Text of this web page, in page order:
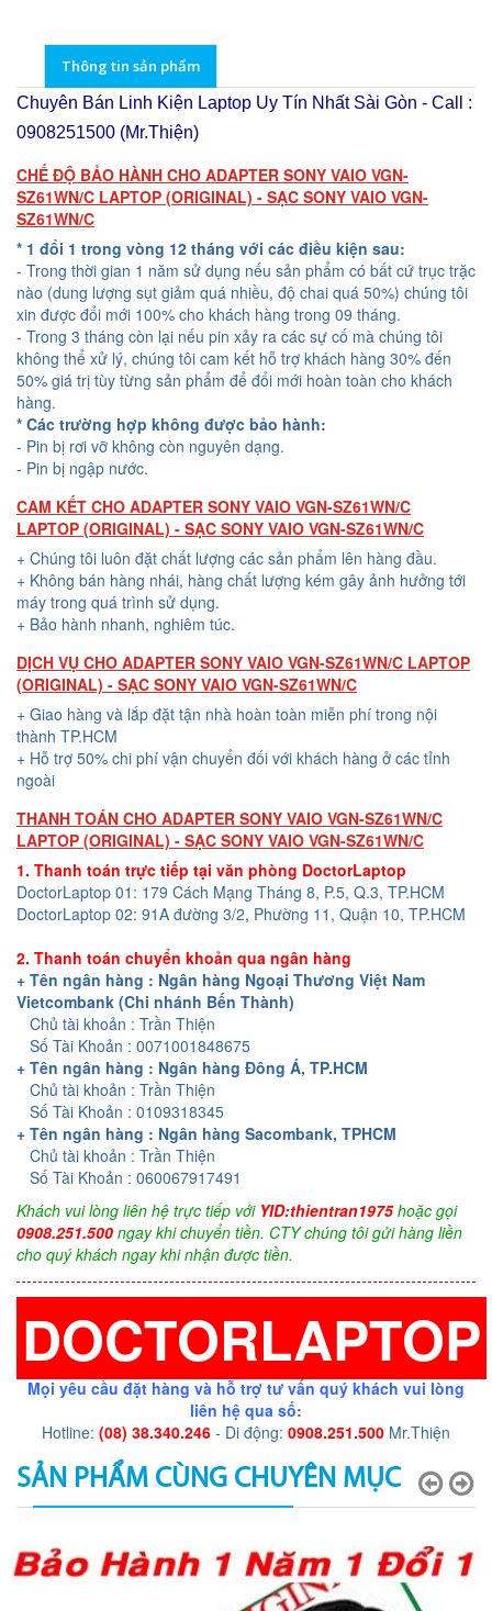
Thông tin sản phẩm
Chuyên Bán Linh Kiện Laptop Uy Tín Nhất Sài Gòn - Call :
0908251500 (Mr.Thiện)
CHẾ ĐỘ BẢO HÀNH CHO ADAPTER SONY VAIO VGN-
SZ61WN/C LAPTOP (ORIGINAL) - SẠC SONY VAIO VGN-
SZ61WN/C
* 1 đổi 1 trong vòng 12 tháng với các điều kiện sau:
- Trong thời gian 1 năm sử dụng nếu sản phẩm có bất cứ trục trặc
nào (dung lượng sụt giảm quá nhiều, độ chai quá 50%) chúng tôi
xin được đổi mới 100% cho khách hàng trong 09 tháng.
- Trong 3 tháng còn lại nếu pin xảy ra các sự cố mà chúng tôi
không thể xử lý, chúng tôi cam kết hỗ trợ khách hàng 30% đến
50% giá trị tùy từng sản phẩm để đổi mới hoàn toàn cho khách
hàng.
* Các trường hợp không được bảo hành:
- Pin bị rơi vỡ không còn nguyên dạng.
- Pin bị ngập nước.
CAM KẾT CHO ADAPTER SONY VAIO VGN-SZ61WN/C
LAPTOP (ORIGINAL) - SẠC SONY VAIO VGN-SZ61WN/C
+ Chúng tôi luôn đặt chất lượng các sản phẩm lên hàng đầu.
+ Không bán hàng nhái, hàng chất lượng kém gây ảnh hưởng tới
máy trong quá trình sử dụng.
+ Bảo hành nhanh, nghiêm túc.
DỊCH VỤ CHO ADAPTER SONY VAIO VGN-SZ61WN/C LAPTOP
(ORIGINAL) - SẠC SONY VAIO VGN-SZ61WN/C
+ Giao hàng và lắp đặt tận nhà hoàn toàn miễn phí trong nội
thành TP.HCM
+ Hỗ trợ 50% chi phí vận chuyển đối với khách hàng ở các tỉnh
ngoài
THANH TOÁN CHO ADAPTER SONY VAIO VGN-SZ61WN/C
LAPTOP (ORIGINAL) - SẠC SONY VAIO VGN-SZ61WN/C
1. Thanh toán trực tiếp tại văn phòng DoctorLaptop
DoctorLaptop 01: 179 Cách Mạng Tháng 8, P.5, Q.3, TP.HCM
DoctorLaptop 02: 91A đường 3/2, Phường 11, Quận 10, TP.HCM
2. Thanh toán chuyển khoản qua ngân hàng
+ Tên ngân hàng : Ngân hàng Ngoại Thương Việt Nam
Vietcombank (Chi nhánh Bến Thành)
Chủ tài khoản : Trần Thiện
Số Tài Khoản : 0071001848675
+ Tên ngân hàng : Ngân hàng Đông Á, TP.HCM
Chủ tài khoản : Trần Thiện
Số Tài Khoản : 0109318345
+ Tên ngân hàng : Ngân hàng Sacombank, TPHCM
Chủ tài khoản : Trần Thiện
Số Tài Khoản : 060067917491
Khách vui lòng liên hệ trực tiếp với YID:thientran1975hoặc gọi
0908.251.500 ngay khi chuyển tiền. CTY chúng tôi gửi hàng liền
cho quý khách ngay khi nhận được tiền.
DOCTORLAPTOP
Mọi yêu cầu đặt hàng và hỗ trợ tư vấn quý khách vui lòng
liên hệ qua số:
Hotline: (08) 38.340.246 - Di động: 0908.251.500 Mr.Thiện
SẢN PHẨM CÙNG CHUYÊN MỤC